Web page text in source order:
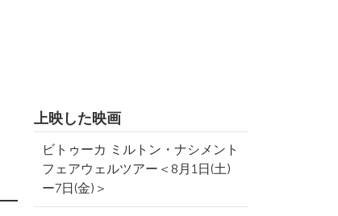
上映した映画
ビトゥーカ ミルトン・ナシメント
フェアウェルツアー＜8月1日(土)
ー7日(金)＞